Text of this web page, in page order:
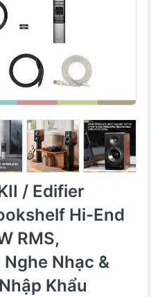
/ Edifier
Hi-End
RMS,
Nhạc &
Khẩu